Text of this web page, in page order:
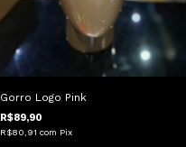
Gorro Logo Pink
R$89,90
R$80,91 com Pix